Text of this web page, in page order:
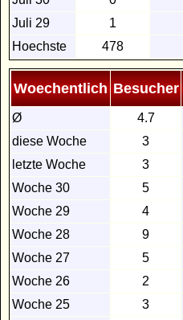
Juli 29
1
Hoechste
478
Woechentlich Besucher
Ø 4.7
diese Woche
3
letzte Woche
3
Woche 30
5
Woche 29
4
Woche 28
9
Woche 27
5
Woche 26
2
Woche 25
3